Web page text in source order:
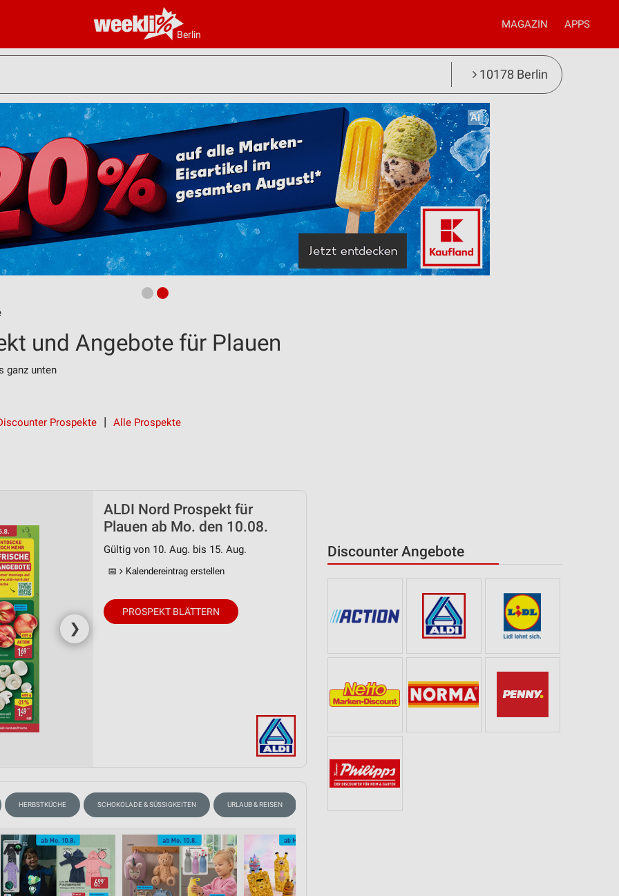
Berlin
MAGAZIN APPS
10178 Berlin
Discounter Angebote
und Angebote für Plauen
ganz unten
Prospekte Alle Prospekte
❯
ALDI Nord Prospekt für
Plauen ab Mo. den 10.08.
Gültig von 10. Aug. bis 15. Aug.
📅 Kalendereintrag erstellen
PROSPEKT BLÄTTERN
HERBSTKÜCHE SCHOKOLADE & SÜSSIGKEITEN URLAUB & REISEN